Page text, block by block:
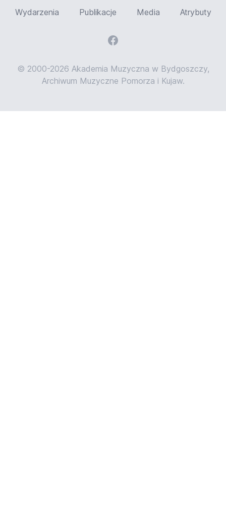
Wydarzenia Publikacje Media Atrybuty
© 2000-2026 Akademia Muzyczna w Bydgoszczy,
Archiwum Muzyczne Pomorza i Kujaw.